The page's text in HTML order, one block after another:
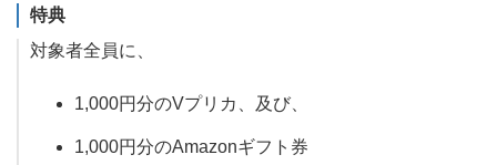
特典
対象者全員に、
1,000円分のVプリカ、及び、
1,000円分のAmazonギフト券